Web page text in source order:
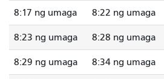
8:17 ng umaga 8:22 ng umaga
8:23 ng umaga 8:28 ng umaga
8:29 ng umaga 8:34 ng umaga